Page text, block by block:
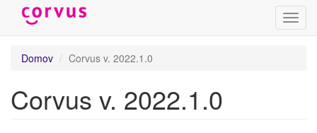
Skočiť
obsah
Domov
Corvus v. 2022.1.0
Corvus v. 2022.1.0